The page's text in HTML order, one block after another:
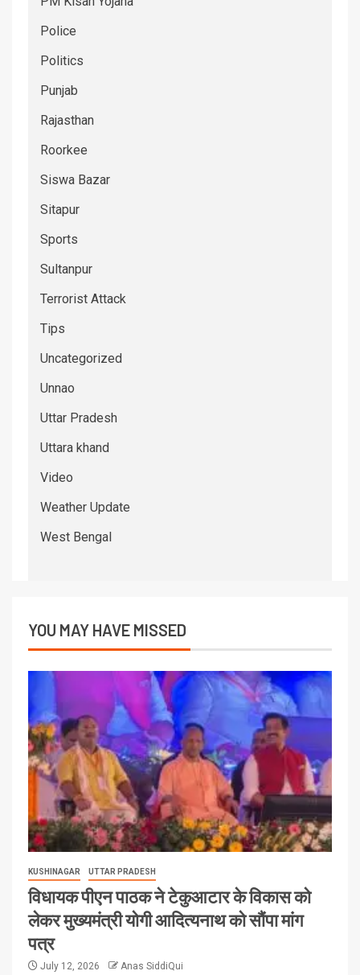
Police
Politics
Punjab
Rajasthan
Roorkee
Siswa Bazar
Sitapur
Sports
Sultanpur
Terrorist Attack
Tips
Uncategorized
Unnao
Uttar Pradesh
Uttara khand
Video
Weather Update
West Bengal
YOU MAY HAVE MISSED
KUSHINAGAR UTTAR PRADESH
विधायक पीएन पाठक ने टेकुआटार के विकास को
लेकर मुख्यमंत्री योगी आदित्यनाथ को सौंपा मांग
पत्र
July 12, 2026 Anas SiddiQui